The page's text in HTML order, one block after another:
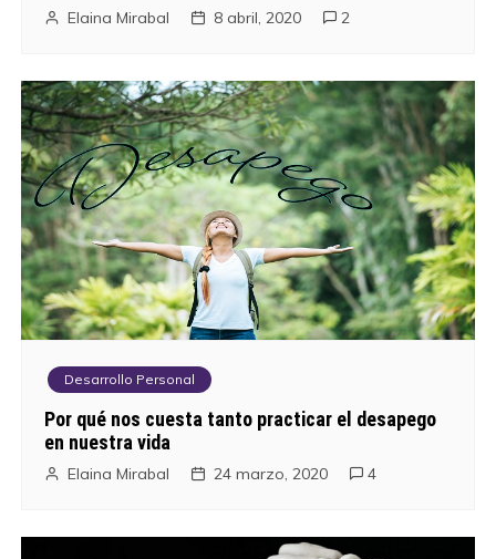
Elaina Mirabal 8 abril, 2020 2
Desarrollo Personal
Por qué nos cuesta tanto practicar el desapego
en nuestra vida
Elaina Mirabal 24 marzo, 2020 4